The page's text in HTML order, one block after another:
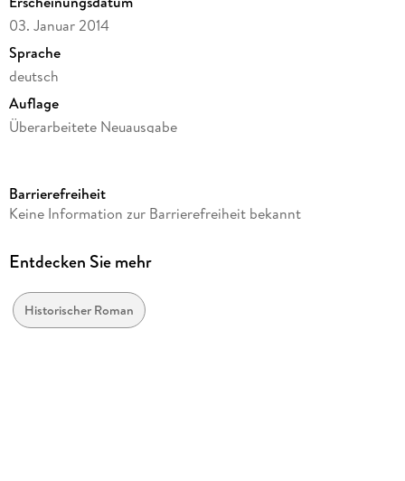
03. Januar 2014
Sprache
deutsch
Auflage
Überarbeitete Neuausgabe
Reihe
Autor/Autorin
Verlag/Hersteller
hockebooks
Barrierefreiheit
Keine Information zur Barrierefreiheit bekannt
Entdecken Sie mehr
Historischer Roman